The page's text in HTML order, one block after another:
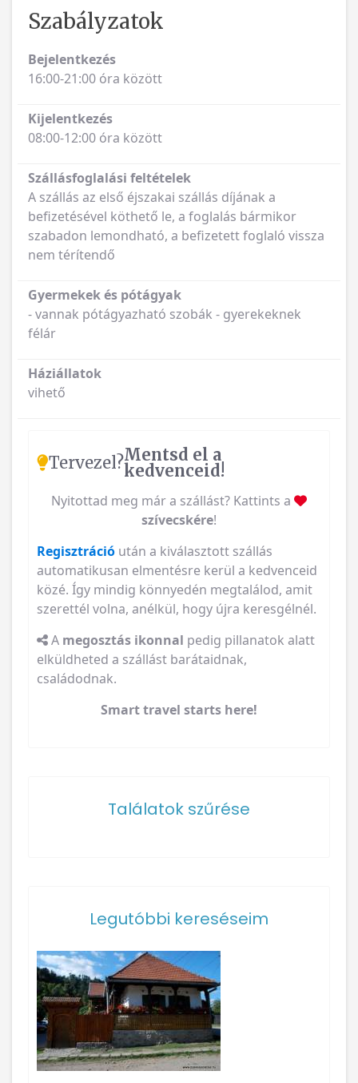
Szabályzatok
Bejelentkezés
16:00-21:00 óra között
Kijelentkezés
08:00-12:00 óra között
Szállásfoglalási feltételek
A szállás az első éjszakai szállás díjának a
befizetésével köthető le, a foglalás bármikor
szabadon lemondható, a befizetett foglaló vissza
nem térítendő
Gyermekek és pótágyak
- vannak pótágyazható szobák - gyerekeknek
félár
Háziállatok
vihető
Tervezel?Mentsd el a
kedvenceid!
Nyitottad meg már a szállást? Kattints a
szívecskére!
Regisztráció után a kiválasztott szállás
automatikusan elmentésre kerül a kedvenceid
közé. Így mindig könnyedén megtalálod, amit
szerettél volna, anélkül, hogy újra keresgélnél.
A megosztás ikonnal pedig pillanatok alatt
elküldheted a szállást barátaidnak,
családodnak.
Smart travel starts here!
Találatok szűrése
Legutóbbi kereséseim